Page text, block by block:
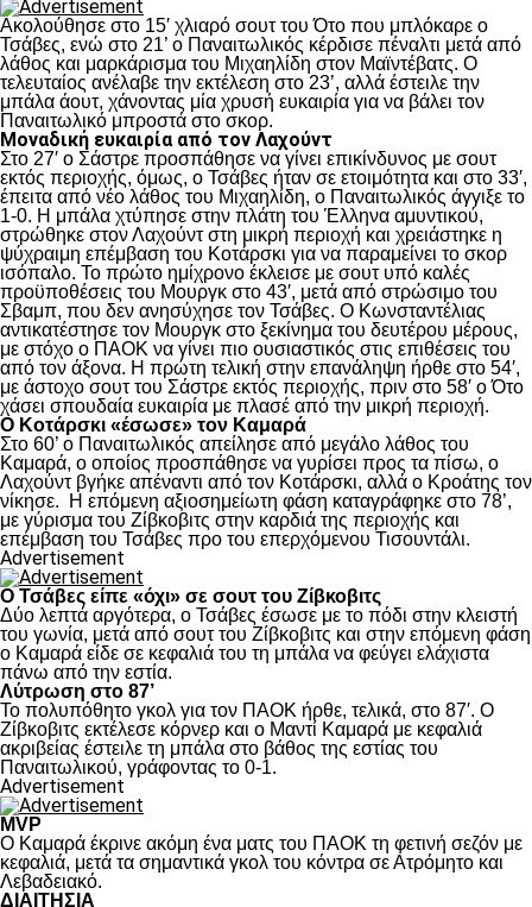
Ακολούθησε στο 15′ χλιαρό σουτ του Ότο που μπλόκαρε ο
Τσάβες, ενώ στο 21’ ο Παναιτωλικός κέρδισε πέναλτι μετά από
λάθος και μαρκάρισμα του Μιχαηλίδη στον Μαϊντέβατς. Ο
τελευταίος ανέλαβε την εκτέλεση στο 23’, αλλά έστειλε την
μπάλα άουτ, χάνοντας μία χρυσή ευκαιρία για να βάλει τον
Παναιτωλικό μπροστά στο σκορ.
Μοναδική ευκαιρία από τον Λαχούντ
Στο 27′ ο Σάστρε προσπάθησε να γίνει επικίνδυνος με σουτ
εκτός περιοχής, όμως, ο Τσάβες ήταν σε ετοιμότητα και στο 33′,
έπειτα από νέο λάθος του Μιχαηλίδη, ο Παναιτωλικός άγγιξε το
1-0. Η μπάλα χτύπησε στην πλάτη του Έλληνα αμυντικού,
στρώθηκε στον Λαχούντ στη μικρή περιοχή και χρειάστηκε η
ψύχραιμη επέμβαση του Κοτάρσκι για να παραμείνει το σκορ
ισόπαλο. Το πρώτο ημίχρονο έκλεισε με σουτ υπό καλές
προϋποθέσεις του Μουργκ στο 43′, μετά από στρώσιμο του
Σβαμπ, που δεν ανησύχησε τον Τσάβες. Ο Κωνσταντέλιας
αντικατέστησε τον Μουργκ στο ξεκίνημα του δευτέρου μέρους,
με στόχο ο ΠΑΟΚ να γίνει πιο ουσιαστικός στις επιθέσεις του
από τον άξονα. Η πρώτη τελική στην επανάληψη ήρθε στο 54′,
με άστοχο σουτ του Σάστρε εκτός περιοχής, πριν στο 58′ ο Ότο
χάσει σπουδαία ευκαιρία με πλασέ από την μικρή περιοχή.
Ο Κοτάρσκι «έσωσε» τον Καμαρά
Στο 60’ ο Παναιτωλικός απείλησε από μεγάλο λάθος του
Καμαρά, ο οποίος προσπάθησε να γυρίσει προς τα πίσω, ο
Λαχούντ βγήκε απέναντι από τον Κοτάρσκι, αλλά ο Κροάτης τον
νίκησε. Η επόμενη αξιοσημείωτη φάση καταγράφηκε στο 78’,
με γύρισμα του Ζίβκοβιτς στην καρδιά της περιοχής και
επέμβαση του Τσάβες προ του επερχόμενου Τισουντάλι.
Advertisement
Ο Τσάβες είπε «όχι» σε σουτ του Ζίβκοβιτς
Δύο λεπτά αργότερα, ο Τσάβες έσωσε με το πόδι στην κλειστή
του γωνία, μετά από σουτ του Ζίβκοβιτς και στην επόμενη φάση
ο Καμαρά είδε σε κεφαλιά του τη μπάλα να φεύγει ελάχιστα
πάνω από την εστία.
Λύτρωση στο 87’
Το πολυπόθητο γκολ για τον ΠΑΟΚ ήρθε, τελικά, στο 87′. Ο
Ζίβκοβιτς εκτέλεσε κόρνερ και ο Μαντί Καμαρά με κεφαλιά
ακριβείας έστειλε τη μπάλα στο βάθος της εστίας του
Παναιτωλικού, γράφοντας το 0-1.
Advertisement
MVP
Ο Καμαρά έκρινε ακόμη ένα ματς του ΠΑΟΚ τη φετινή σεζόν με
κεφαλιά, μετά τα σημαντικά γκολ του κόντρα σε Ατρόμητο και
Λεβαδειακό.
ΔΙΑΙΤΗΣΙΑ